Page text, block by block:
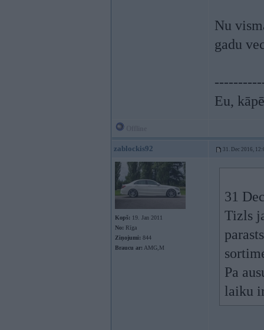
Nu
gadu
Eu,
zablockis92 31. Dec 2016,
Kopš: 19. Jan 2011
No: Rīga
Ziņojumi: 844
Braucu ar: AMG,M
31
Tizls
Pa
laiku